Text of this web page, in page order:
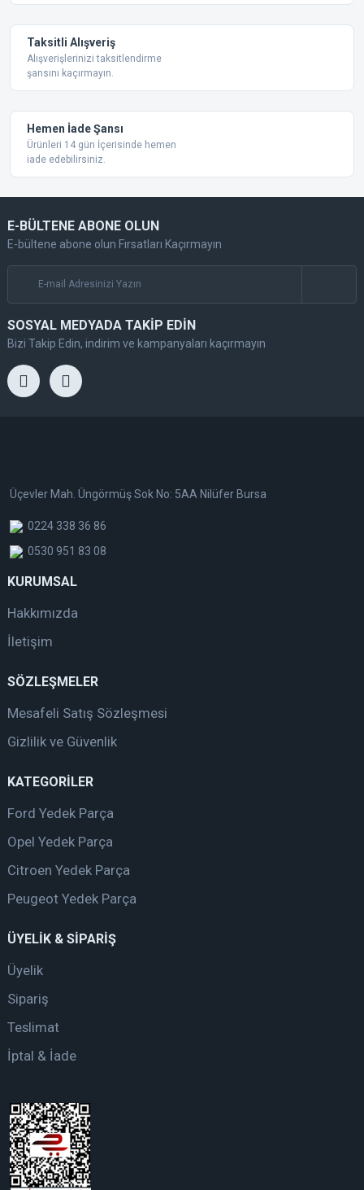
Taksitli Alışveriş
Alışverişlerinizi taksitlendirme
şansını kaçırmayın.
Hemen İade Şansı
Ürünleri 14 gün İçerisinde hemen
iade edebilirsiniz.
E-BÜLTENE ABONE OLUN
E-bültene abone olun Fırsatları Kaçırmayın
SOSYAL MEDYADA TAKİP EDİN
Bizi Takip Edin, indirim ve kampanyaları kaçırmayın
Üçevler Mah. Üngörmüş Sok No: 5AA Nilüfer Bursa
0224 338 36 86
0530 951 83 08
KURUMSAL
Hakkımızda
İletişim
SÖZLEŞMELER
Mesafeli Satış Sözleşmesi
Gizlilik ve Güvenlik
KATEGORİLER
Ford Yedek Parça
Opel Yedek Parça
Citroen Yedek Parça
Peugeot Yedek Parça
ÜYELİK & SİPARİŞ
Üyelik
Sipariş
Teslimat
İptal & İade